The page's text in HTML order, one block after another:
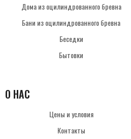
Дома из оцилиндрованного бревна
Бани из оцилиндрованного бревна
Беседки
Бытовки
О НАС
Цены и условия
Контакты